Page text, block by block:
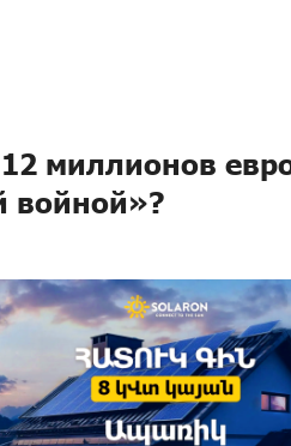
миллионов
войной»?